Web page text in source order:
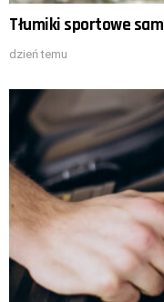
Tłumiki sportowe
dzień temu